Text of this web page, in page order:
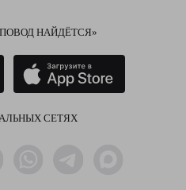
НАЙДЁТСЯ»
СЕТЯХ